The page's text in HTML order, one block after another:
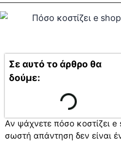
Σε αυτό το άρθρο θα
δούμε:
Αν ψάχνετε πόσο κοστίζει
σωστή απάντηση δεν είναι